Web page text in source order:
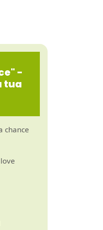
-
tua
chance